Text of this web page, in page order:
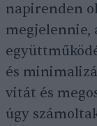
napirenden
megjelennie,
és
vitát és
úgy